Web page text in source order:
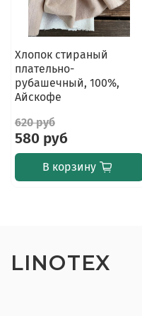
Хлопок стираный
плательно-
рубашечный, 100%,
Айскофе
620 руб
580 руб
В корзину
LINOTEX